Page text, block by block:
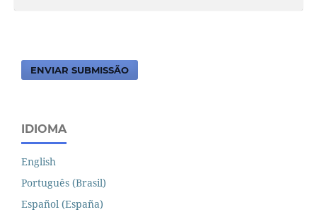
ENVIAR SUBMISSÃO
IDIOMA
English
Português (Brasil)
Español (España)